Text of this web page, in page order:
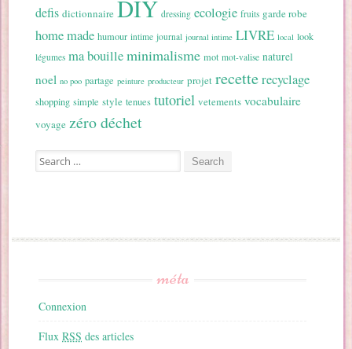
defis dictionnaire DIY dressing ecologie fruits garde robe
home made humour intime journal journal intime LIVRE local look
légumes ma bouilleminimalisme mot mot-valise naturel
noel no poo partage peinture producteur projet recetterecyclage
shopping simple style tenues tutoriel vetements vocabulaire
voyage zéro déchet
Search for:
méta
Connexion
FluxRSS des articles